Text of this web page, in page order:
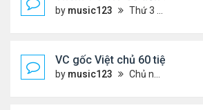
by music123 Thứ 3 Tháng 6 16, 2026 7:00 pm
VC gốc Việt chủ 60 tiệm nail
by music123 Chủ nhật Tháng 6 07, 2026 9:21 am